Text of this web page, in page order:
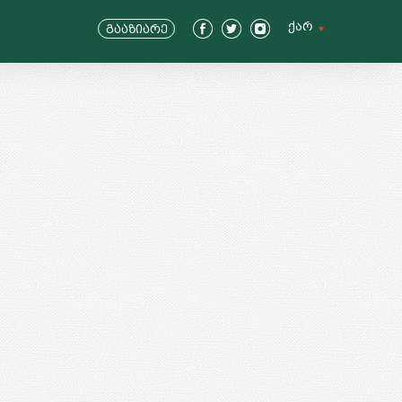
ქარ
გააზიარე